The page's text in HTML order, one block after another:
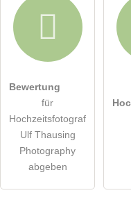
Die Datenschutzerklärung
öffentliche Frage
Hinweis:Bitte beachten
Besucher sichtbar
.
Bewertung
für
Hochzeitsfotograf
Ulf Thausing
Photography
abgeben